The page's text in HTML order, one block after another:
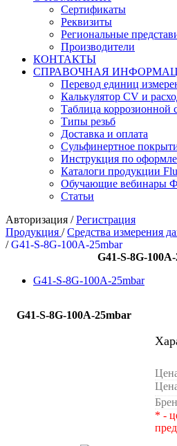
Сертификаты
Реквизиты
Региональные
Производители
КОНТАКТЫ
СПРАВОЧНАЯ
Перевод единиц
Калькулятор CV и
Таблица коррозионной
Типы резьб
Доставка и оплата
Сульфинертное
Инструкция по
Каталоги продукции
Обучающие вебинары
Статьи
Авторизация /Регистрация
Продукция /Средства измерения
/G41-S-8G-100A-25mbar
G41-S-8G-
G41-S-8G-100A-25mbar
G41-S-8G-100A-25mbar
* -